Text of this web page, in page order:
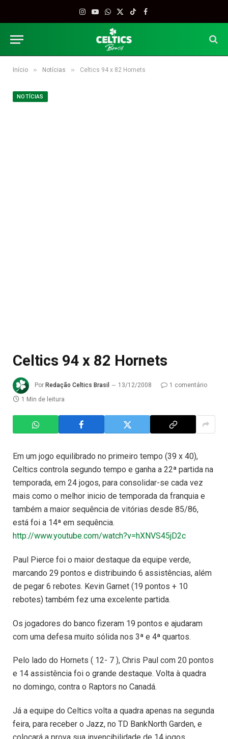
Instagram
YouTube
WhatsApp
X
TikTokFacebook
Início » Notícias » Celtics 94 x 82 Hornets
NOTÍCIAS
Celtics 94 x 82 Hornets
Por Redação Celtics Brasil 13/12/2008
1 comentário
1 Min de leitura
Em um jogo equilibrado no primeiro tempo (39 x 40),
Celtics controla segundo tempo e ganha a 22ª partida na
temporada, em 24 jogos, para consolidar-se cada vez
mais como o melhor inicio de temporada da franquia e
também a maior sequência de vitórias desde 85/86,
está foi a 14ª em sequência.
http://www.youtube.com/watch?v=hXNVS45jD2c
Paul Pierce foi o maior destaque da equipe verde,
marcando 29 pontos e distribuindo 6 assistências, além
de pegar 6 rebotes. Kevin Garnet (19 pontos + 10
rebotes) também fez uma excelente partida.
Os jogadores do banco fizeram 19 pontos e ajudaram
com uma defesa muito sólida nos 3ª e 4ª quartos.
Pelo lado do Hornets ( 12- 7 ), Chris Paul com 20 pontos
e 14 assistência foi o grande destaque. Volta à quadra
no domingo, contra o Raptors no Canadá.
Já a equipe do Celtics volta a quadra apenas na segunda
feira, para receber o Jazz, no TD BankNorth Garden, e